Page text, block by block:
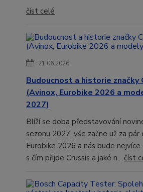
číst celé
21.06.2026
Budoucnost a historie značky
(Avinox, Eurobike 2026 a
2027)
Blíží se doba představování
sezonu 2027, vše začne už za pár
Eurobike 2026 a nás bude nejvíce
s čím přijde Crussis a jaké n... číst